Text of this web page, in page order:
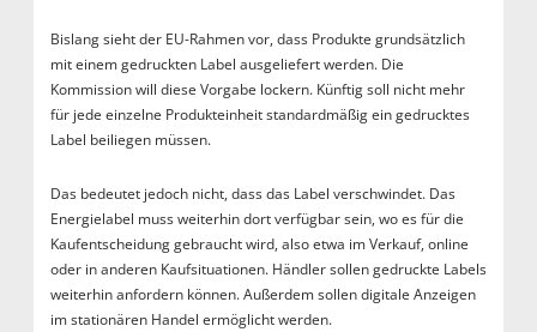
Bislang sieht der EU-Rahmen vor, dass Produkte grundsätzlich
mit einem gedruckten Label ausgeliefert werden. Die
Kommission will diese Vorgabe lockern. Künftig soll nicht mehr
für jede einzelne Produkteinheit standardmäßig ein gedrucktes
Label beiliegen müssen.
Das bedeutet jedoch nicht, dass das Label verschwindet. Das
Energielabel muss weiterhin dort verfügbar sein, wo es für die
Kaufentscheidung gebraucht wird, also etwa im Verkauf, online
oder in anderen Kaufsituationen. Händler sollen gedruckte Labels
weiterhin anfordern können. Außerdem sollen digitale Anzeigen
im stationären Handel ermöglicht werden.